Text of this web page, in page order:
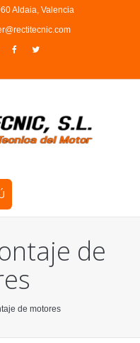
Aldaia, Valencia
de
de motores